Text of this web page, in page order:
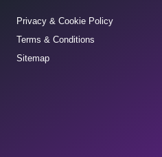
Privacy & Cookie Policy
Terms & Conditions
Sitemap